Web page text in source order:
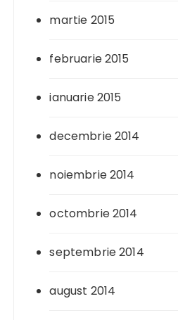
martie 2015
februarie 2015
ianuarie 2015
decembrie 2014
noiembrie 2014
octombrie 2014
septembrie 2014
august 2014